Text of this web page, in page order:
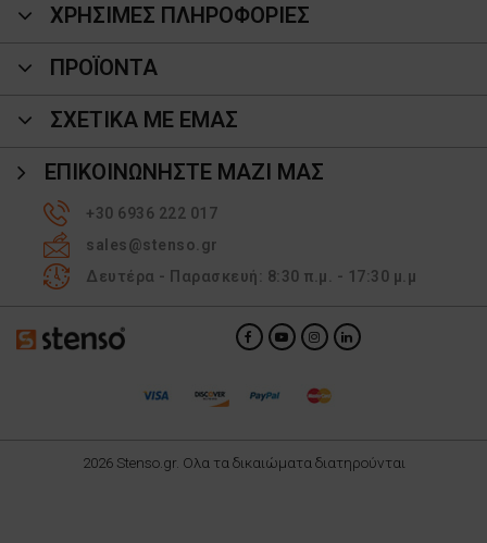
ΧΡΗΣΙΜΕΣ ΠΛΗΡΟΦΟΡΙΕΣ
ΠΡΟΪΌΝΤΑ
ΣΧΕΤΙΚΑ ΜΕ ΕΜΑΣ
ΕΠΙΚΟΙΝΩΝΉΣΤΕ ΜΑΖΊ ΜΑΣ
+30 6936 222 017
sales@stenso.gr
Δευτέρα - Παρασκευή: 8:30 π.μ. - 17:30 μ.μ
2026 Stenso.gr. Ολα τα δικαιώματα διατηρούνται